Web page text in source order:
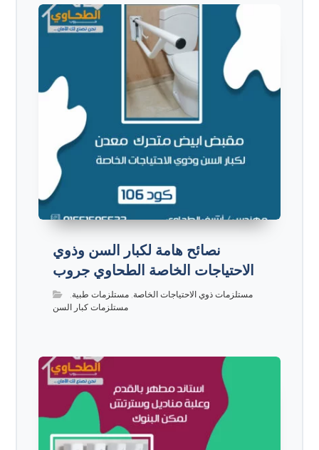
نصائح هامة لكبار السن وذوي
الاحتياجات الخاصة الطحاوي جروب
مستلزمات ذوي الاحتياجات الخاصة, مستلزمات طبية,
مستلزمات كبار السن